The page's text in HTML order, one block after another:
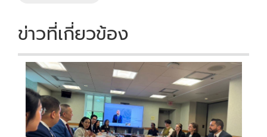
ข่าวที่เกี่ยวข้อง